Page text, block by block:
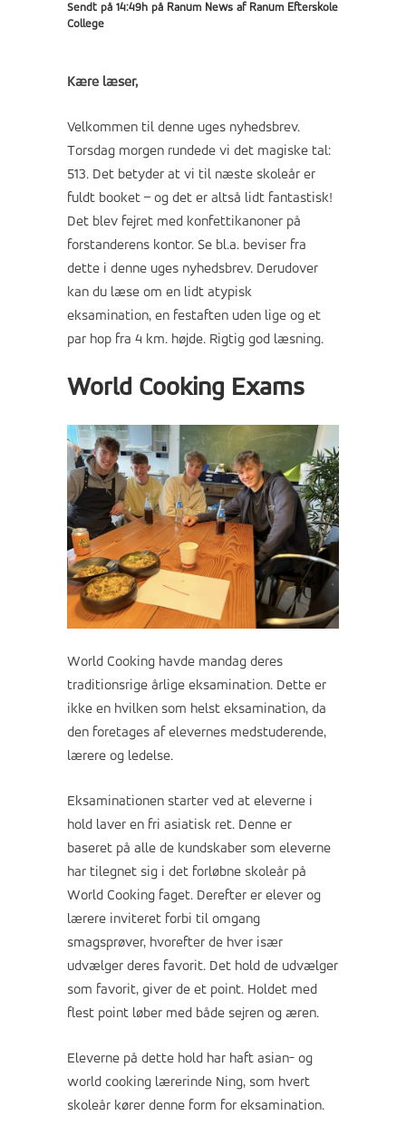
Sendt på 14:49h på Ranum News af Ranum Efterskole
College
Kære læser,
Velkommen til denne uges nyhedsbrev.
Torsdag morgen rundede vi det magiske tal:
513. Det betyder at vi til næste skoleår er
fuldt booket – og det er altså lidt fantastisk!
Det blev fejret med konfettikanoner på
forstanderens kontor. Se bl.a. beviser fra
dette i denne uges nyhedsbrev. Derudover
kan du læse om en lidt atypisk
eksamination, en festaften uden lige og et
par hop fra 4 km. højde. Rigtig god læsning.
World Cooking Exams
World Cooking havde mandag deres
traditionsrige årlige eksamination. Dette er
ikke en hvilken som helst eksamination, da
den foretages af elevernes medstuderende,
lærere og ledelse.
Eksaminationen starter ved at eleverne i
hold laver en fri asiatisk ret. Denne er
baseret på alle de kundskaber som eleverne
har tilegnet sig i det forløbne skoleår på
World Cooking faget. Derefter er elever og
lærere inviteret forbi til omgang
smagsprøver, hvorefter de hver især
udvælger deres favorit. Det hold de udvælger
som favorit, giver de et point. Holdet med
flest point løber med både sejren og æren.
Eleverne på dette hold har haft asian- og
world cooking lærerinde Ning, som hvert
skoleår kører denne form for eksamination.